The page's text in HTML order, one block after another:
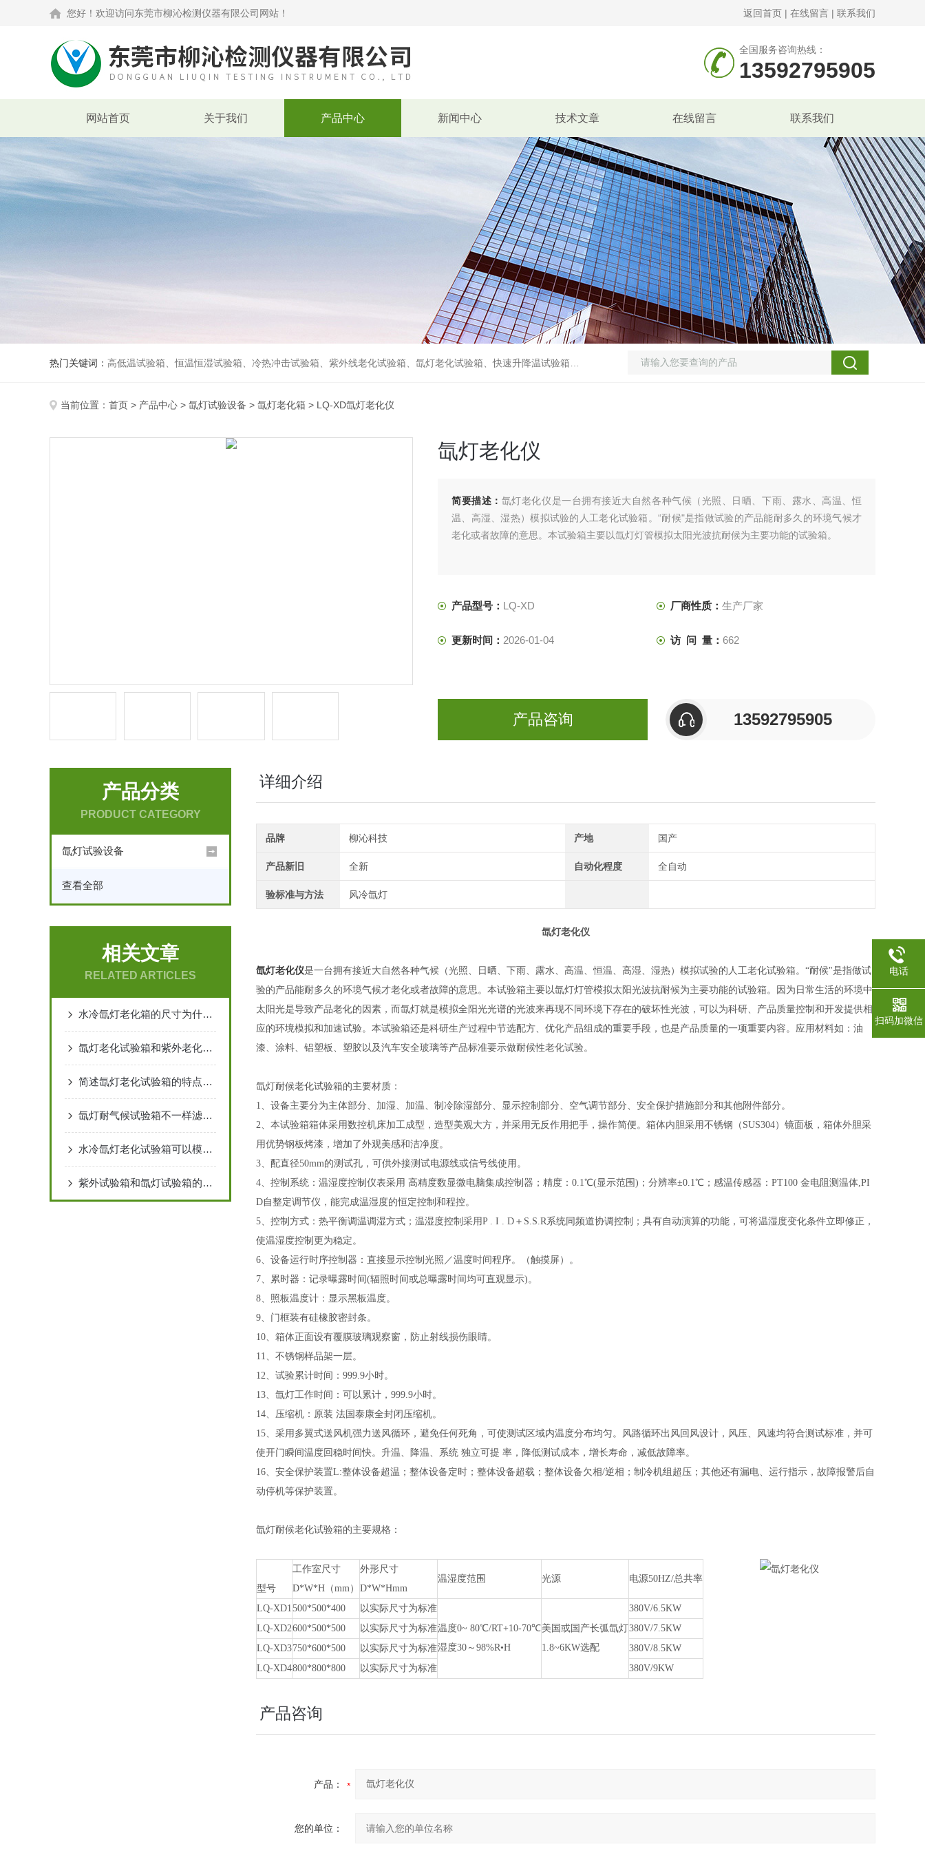
您好！欢迎访问东莞市柳沁检测仪器有限公司网站！ 返回首页 | 在线留言 | 联系我们
全国服务咨询热线：
13592795905
网站首页 关于我们 产品中心 新闻中心 技术文章 在线留言 联系我们
热门关键词： 高低温试验箱、恒温恒湿试验箱、冷热冲击试验箱、紫外线老化试验箱、氙灯老化试验箱、快速升降温试验箱、淋雨试验箱、砂尘试验箱、步入式恒温恒湿试验室、高温老化房、真空及无尘干燥试验箱、盐水喷雾试验箱、跌落试验机、电磁振动台等各类环境仪器和力学试验设备。
当前位置： 首页 > 产品中心 > 氙灯试验设备 > 氙灯老化箱 > LQ-XD氙灯老化仪
氙灯老化仪
简要描述： 氙灯老化仪是一台拥有接近大自然各种气候（光照、日晒、下雨、露水、高温、恒
温、高湿、湿热）模拟试验的人工老化试验箱。“耐候"是指做试验的产品能耐多久的环境气候才
老化或者故障的意思。本试验箱主要以氙灯灯管模拟太阳光波抗耐候为主要功能的试验箱。
产品型号： LQ-XD 厂商性质： 生产厂家
更新时间： 2026-01-04 访 问 量： 662
产品咨询 13592795905
产品分类
PRODUCT CATEGORY
氙灯试验设备
查看全部
相关文章
RELATED ARTICLES
水冷氙灯老化箱的尺寸为什么只做一个尺寸
氙灯老化试验箱和紫外老化试验箱老化三要素
简述氙灯老化试验箱的特点和注意事项
氙灯耐气候试验箱不一样滤光器的作用
水冷氙灯老化试验箱可以模拟哪些气候条件呢
紫外试验箱和氙灯试验箱的区别
详细介绍
品牌 柳沁科技 产地 国产
产品新旧 全新 自动化程度 全自动
验标准与方法 风冷氙灯
氙灯老化仪
氙灯老化仪是一台拥有接近大自然各种气候（光照、日晒、下雨、露水、高温、恒温、高湿、湿热）模拟试验的人工老化试验箱。 “耐候"是指做试
验的产品能耐多久的环境气候才老化或者故障的意思。本试验箱主要以氙灯灯管模拟太阳光波抗耐候为主要功能的试验箱。因为日常生活的环境中
太阳光是导致产品老化的因素，而氙灯就是模拟全阳光光谱的光波来再现不同环境下存在的破坏性光波，可以为科研、产品质量控制和开发提供相
应的环境模拟和加速试验。本试验箱还是科研生产过程中节选配方、优化产品组成的重要手段，也是产品质量的一项重要内容。应用材料如：油
漆、涂料、铝塑板、塑胶以及汽车安全玻璃等产品标准要示做耐候性老化试验。
氙灯耐候老化试验箱的主要材质：
1、设备主要分为主体部分、加湿、加温、制冷除湿部分、显示控制部分、空气调节部分、安全保护措施部分和其他附件部分。
2、本试验箱箱体采用数控机床加工成型，造型美观大方，并采用无反作用把手，操作简便。箱体内胆采用不锈钢（SUS304）镜面板，箱体外胆采
用优势钢板烤漆，增加了外观美感和洁净度。
3、配直径50mm的测试孔，可供外接测试电源线或信号线使用。
4、控制系统：温湿度控制仪表采用 高精度数显微电脑集成控制器；精度：0.1℃(显示范围)；分辨率±0.1℃；感温传感器：PT100 金电阻测温体,PI
D自整定调节仪，能完成温湿度的恒定控制和程控。
5、控制方式：热平衡调温调湿方式；温湿度控制采用P . I . D＋S.S.R系统同频道协调控制；具有自动演算的功能，可将温湿度变化条件立即修正，
使温湿度控制更为稳定。
6、设备运行时序控制器：直接显示控制光照／温度时间程序。（触摸屏） 。
7、累时器：记录曝露时间(辐照时间或总曝露时间均可直观显示)。
8、照板温度计：显示黑板温度。
9、门框装有硅橡胶密封条。
10、箱体正面设有覆膜玻璃观察窗，防止射线损伤眼睛。
11、不锈钢样品架一层。
12、试验累计时间：999.9小时。
13、氙灯工作时间：可以累计，999.9小时。
14、压缩机：原装 法国泰康全封闭压缩机。
15、采用多翼式送风机强力送风循环，避免任何死角，可使测试区域内温度分布均匀。风路循环出风回风设计，风压、风速均符合测试标准，并可
使开门瞬间温度回稳时间快。升温、降温、系统 独立可提 率，降低测试成本，增长寿命，减低故障率。
16、安全保护装置L:整体设备超温；整体设备定时；整体设备超载；整体设备欠相/逆相；制冷机组超压；其他还有漏电、运行指示，故障报警后自
动停机等保护装置。
氙灯耐候老化试验箱的主要规格：
型号
工作室尺寸
D*W*H（mm）
外形尺寸
D*W*Hmm
温湿度范围 光源 电源50HZ/总共率
LQ-XD1500*500*400
以实际尺寸为标准
温度0~ 80℃/RT+10-70℃
湿度30～98%R•H
美国或国产长弧氙灯
1.8~6KW选配
380V/6.5KW
LQ-XD2600*500*500 以实际尺寸为标准
380V/7.5KW
LQ-XD3750*600*500 以实际尺寸为标准
380V/8.5KW
LQ-XD4800*800*800 以实际尺寸为标准 380V/9KW
产品咨询
产品：
您的单位：
电话
扫码加微信